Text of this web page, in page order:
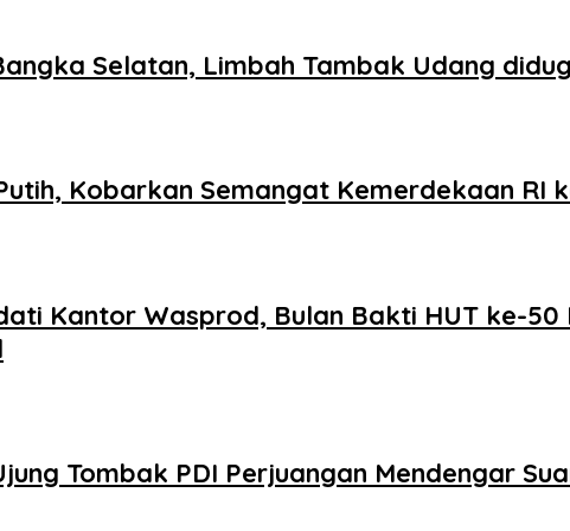
Selatan, Limbah Tambak Udang
Kobarkan Semangat Kemerdekaan RI
Kantor Wasprod, Bulan Bakti HUT ke-50
Tombak PDI Perjuangan Mendengar